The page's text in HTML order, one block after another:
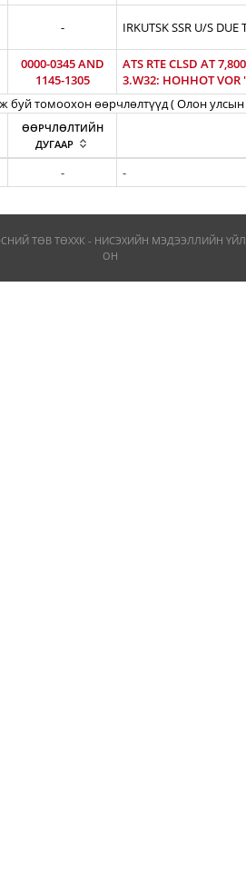
- IRKUTSK SSR U/S DUE
0000-0345 AND
1145-1305
ATS RTE CLSD AT
3.W32: HOHHOT VOR
буй томоохон өөрчлөлтүүд ( Олон улсын
ӨӨРЧЛӨЛТИЙН
ДУГААР
- -
ТӨВ ТӨХХК - НИСЭХИЙН МЭДЭЭЛЛИЙН
ОН